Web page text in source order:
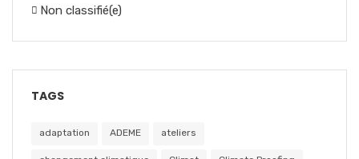
Non classifié(e)
TAGS
adaptation ADEME ateliers